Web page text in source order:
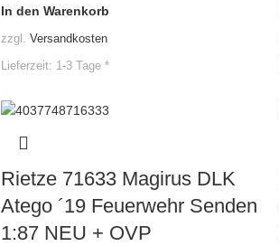
In den Warenkorb
zzgl. Versandkosten
Lieferzeit: 1-3 Tage *
Rietze 71633 Magirus DLK
Atego ´19 Feuerwehr Senden
1:87 NEU + OVP